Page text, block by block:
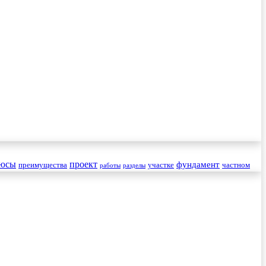
преимущества проект работы разделы участке фундамент частном